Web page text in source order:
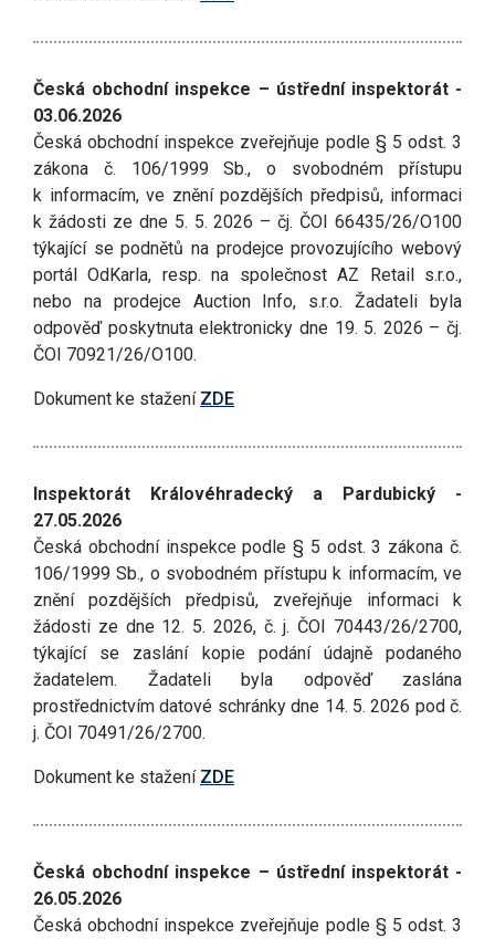
Česká obchodní inspekce – ústřední inspektorát -
03.06.2026
Česká obchodní inspekce zveřejňuje podle § 5 odst. 3
zákona č. 106/1999 Sb., o svobodném přístupu
k informacím, ve znění pozdějších předpisů, informaci
k žádosti ze dne 5. 5. 2026 – čj. ČOI 66435/26/O100
týkající se podnětů na prodejce provozujícího webový
portál OdKarla, resp. na společnost AZ Retail s.r.o.,
nebo na prodejce Auction Info, s.r.o. Žadateli byla
odpověď poskytnuta elektronicky dne 19. 5. 2026 – čj.
ČOI 70921/26/O100.
Dokument ke stažení ZDE
Inspektorát Královéhradecký a Pardubický -
27.05.2026
Česká obchodní inspekce podle § 5 odst. 3 zákona č.
106/1999 Sb., o svobodném přístupu k informacím, ve
znění pozdějších předpisů, zveřejňuje informaci k
žádosti ze dne 12. 5. 2026, č. j. ČOI 70443/26/2700,
týkající se zaslání kopie podání údajně podaného
žadatelem. Žadateli byla odpověď zaslána
prostřednictvím datové schránky dne 14. 5. 2026 pod č.
j. ČOI 70491/26/2700.
Dokument ke stažení ZDE
Česká obchodní inspekce – ústřední inspektorát -
26.05.2026
Česká obchodní inspekce zveřejňuje podle § 5 odst. 3